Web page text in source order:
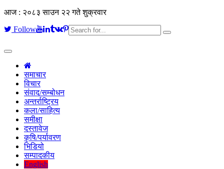
आज : २०८३ साउन २२ गते शुक्रवार
Follow
Toggle
navigation
समाचार
विचार
संवाद/सम्बोधन
अन्तर्राष्ट्रिय
कला/साहित्य
समीक्षा
दस्तावेज
कृषि/पर्यावरण
भिडियो
सम्पादकीय
English